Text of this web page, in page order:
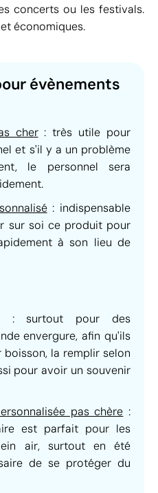
concerts ou les festivals.
économiques.
évènements
cher: très utile pour
et s'il y a un problème
le personnel sera
: indispensable
sur soi ce produit pour
à son lieu de
: surtout pour des
envergure, afin qu'ils
la remplir selon
pour avoir un souvenir
pas chère :
est parfait pour les
air, surtout en été
de se protéger du